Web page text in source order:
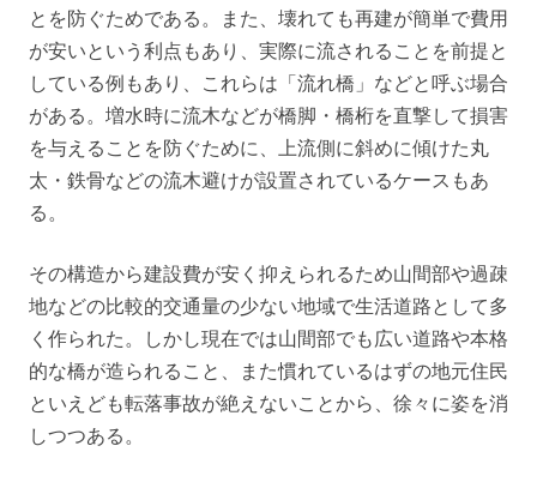
とを防ぐためである。また、壊れても再建が簡単で費用
が安いという利点もあり、実際に流されることを前提と
している例もあり、これらは「流れ橋」などと呼ぶ場合
がある。増水時に流木などが橋脚・橋桁を直撃して損害
を与えることを防ぐために、上流側に斜めに傾けた丸
太・鉄骨などの流木避けが設置されているケースもあ
る。
その構造から建設費が安く抑えられるため山間部や過疎
地などの比較的交通量の少ない地域で生活道路として多
く作られた。しかし現在では山間部でも広い道路や本格
的な橋が造られること、また慣れているはずの地元住民
といえども転落事故が絶えないことから、徐々に姿を消
しつつある。